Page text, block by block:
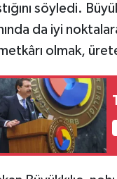
söyledi.
da iyi
olmak,